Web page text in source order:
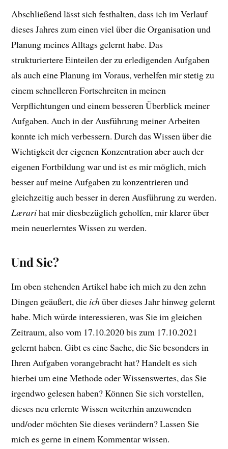
Abschließend lässt sich festhalten, dass ich im Verlauf
dieses Jahres zum einen viel über die Organisation und
Planung meines Alltags gelernt habe. Das
strukturiertere Einteilen der zu erledigenden Aufgaben
als auch eine Planung im Voraus, verhelfen mir stetig zu
einem schnelleren Fortschreiten in meinen
Verpflichtungen und einem besseren Überblick meiner
Aufgaben. Auch in der Ausführung meiner Arbeiten
konnte ich mich verbessern. Durch das Wissen über die
Wichtigkeit der eigenen Konzentration aber auch der
eigenen Fortbildung war und ist es mir möglich, mich
besser auf meine Aufgaben zu konzentrieren und
gleichzeitig auch besser in deren Ausführung zu werden.
Lærarihat mir diesbezüglich geholfen, mir klarer über
mein neuerlerntes Wissen zu werden.
Und Sie?
Im oben stehenden Artikel habe ich mich zu den zehn
Dingen geäußert, die ichüber dieses Jahr hinweg gelernt
habe. Mich würde interessieren, was Sie im gleichen
Zeitraum, also vom 17.10.2020 bis zum 17.10.2021
gelernt haben. Gibt es eine Sache, die Sie besonders in
Ihren Aufgaben vorangebracht hat? Handelt es sich
hierbei um eine Methode oder Wissenswertes, das Sie
irgendwo gelesen haben? Können Sie sich vorstellen,
dieses neu erlernte Wissen weiterhin anzuwenden
und/oder möchten Sie dieses verändern? Lassen Sie
mich es gerne in einem Kommentar wissen.